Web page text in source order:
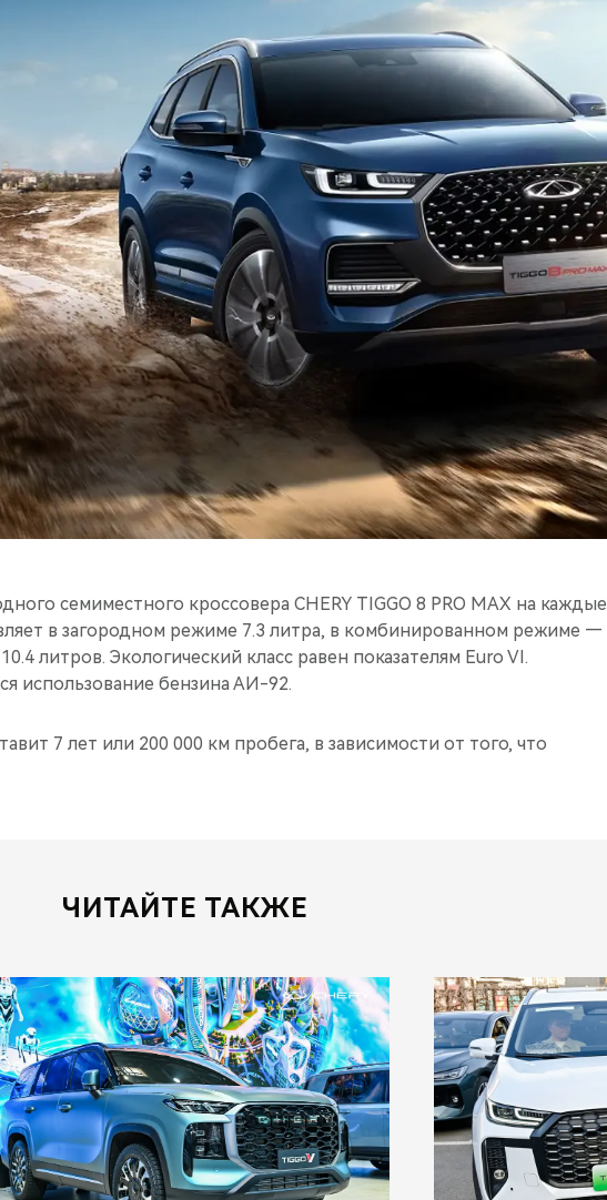
семиместного кроссовера CHERY TIGGO 8 PRO MAX на каждые
в загородном режиме 7.3 литра, в комбинированном режиме —
литров. Экологический класс равен показателям Euro VI.
использование бензина АИ-92.
7 лет или 200 000 км пробега, в зависимости от того, что
ЧИТАЙТЕ ТАКЖЕ